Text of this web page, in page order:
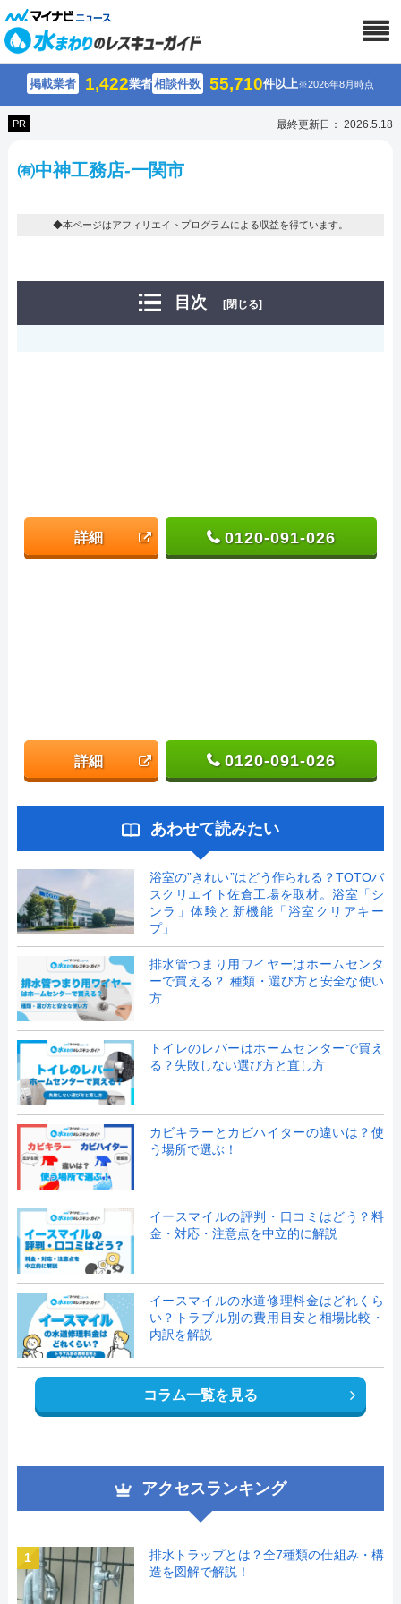
掲載業者 1,422業者相談件数 55,710件以上※2026年8月時点
PR 最終更新日： 2026.5.18
㈲中神工務店-一関市
◆本ページはアフィリエイトプログラムによる収益を得ています。
目次 [閉じる]
詳細 0120-091-026
詳細 0120-091-026
あわせて読みたい
浴室の”きれい”はどう作られる？TOTOバ
スクリエイト佐倉工場を取材。浴室「シ
ンラ」体験と新機能「浴室クリアキー
プ」
排水管つまり用ワイヤーはホームセンタ
ーで買える？ 種類・選び方と安全な使い
方
トイレのレバーはホームセンターで買え
る？失敗しない選び方と直し方
カビキラーとカビハイターの違いは？使
う場所で選ぶ！
イースマイルの評判・口コミはどう？料
金・対応・注意点を中立的に解説
イースマイルの水道修理料金はどれくら
い？トラブル別の費用目安と相場比較・
内訳を解説
コラム一覧を見る
アクセスランキング
1
排水トラップとは？全7種類の仕組み・構
造を図解で解説！